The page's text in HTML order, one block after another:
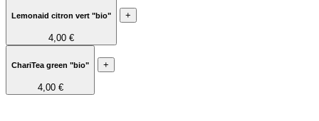
Lemonaid citron vert "bio"
4,00 €
+
ChariTea green "bio"
4,00 €
+